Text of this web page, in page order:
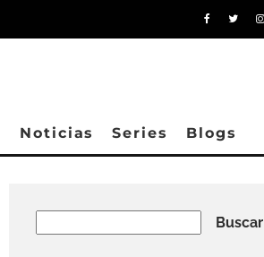
Noticias Series Blogs
Buscar